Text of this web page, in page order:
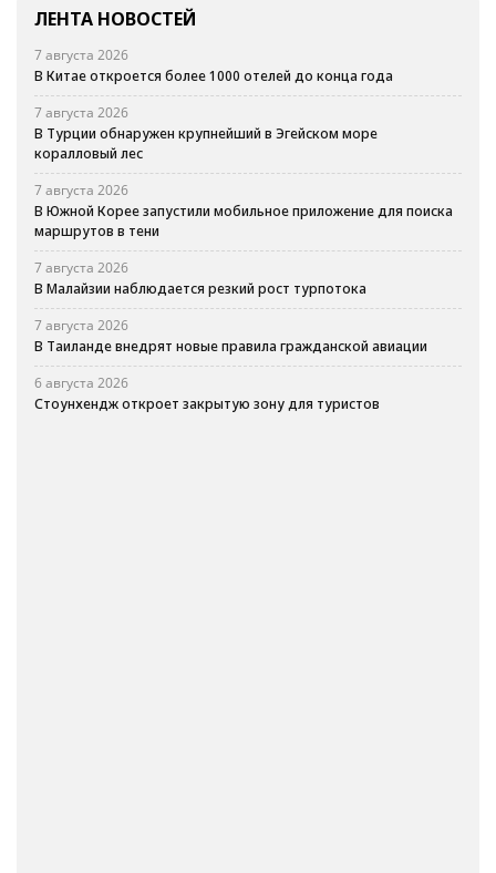
ЛЕНТА НОВОСТЕЙ
7 августа 2026
В Китае откроется более 1000 отелей до конца года
7 августа 2026
В Турции обнаружен крупнейший в Эгейском море
коралловый лес
7 августа 2026
В Южной Корее запустили мобильное приложение для поиска
маршрутов в тени
7 августа 2026
В Малайзии наблюдается резкий рост турпотока
7 августа 2026
В Таиланде внедрят новые правила гражданской авиации
6 августа 2026
Стоунхендж откроет закрытую зону для туристов